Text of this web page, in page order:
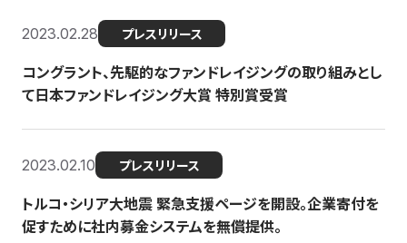
2023.02.28 プレスリリース
コングラント、先駆的なファンドレイジングの取り組みとし
て日本ファンドレイジング大賞 特別賞受賞
2023.02.10 プレスリリース
トルコ・シリア大地震 緊急支援ページを開設。企業寄付を
促すために社内募金システムを無償提供。